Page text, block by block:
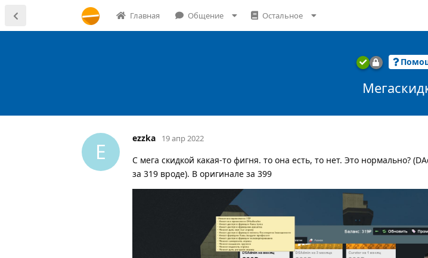
Главная Общение Остальное
E
ezzka 19 апр 2022
С мега скидкой какая-то фигня. то она есть, то нет. Это нормально?
за 319 вроде). В оригинале за 399